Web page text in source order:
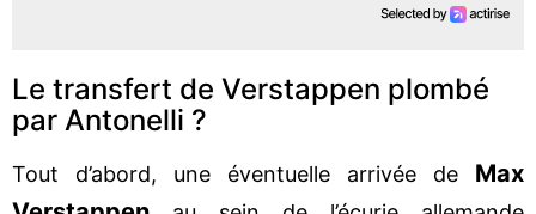
Le transfert de Verstappen plombé
par Antonelli ?
Tout d’abord, une éventuelle arrivée de Max